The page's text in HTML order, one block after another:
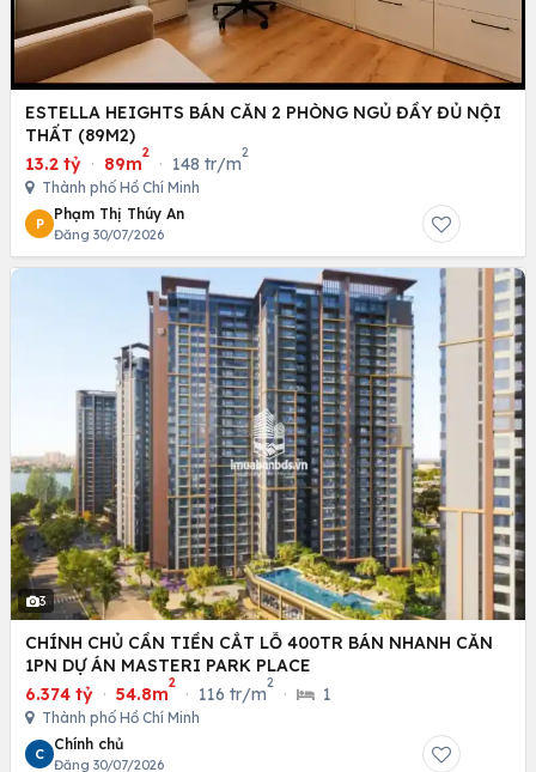
ESTELLA HEIGHTS BÁN CĂN 2 PHÒNG NGỦ ĐẦY ĐỦ NỘI
THẤT (89M2)
13.2 tỷ · 89m
2
· 148 tr/m
2
Thành phố Hồ Chí Minh
P
Phạm Thị Thúy An
Đăng 30/07/2026
3
CHÍNH CHỦ CẦN TIỀN CẮT LỖ 400TR BÁN NHANH CĂN
1PN DỰ ÁN MASTERI PARK PLACE
6.374 tỷ · 54.8m
2
· 116 tr/m
2
· 1
Thành phố Hồ Chí Minh
C
Chính chủ
Đăng 30/07/2026